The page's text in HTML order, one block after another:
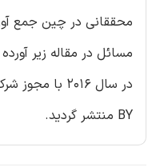
محققانی در چین جمع
مسائل در مقاله زیر
BY منتشر گردید.